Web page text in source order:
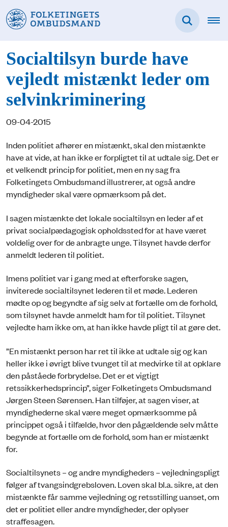
Socialtilsyn burde have
vejledt mistænkt leder om
selvinkriminering
09-04-2015
Inden politiet afhører en mistænkt, skal den mistænkte
have at vide, at han ikke er forpligtet til at udtale sig. Det er
et velkendt princip for politiet, men en ny sag fra
Folketingets Ombudsmand illustrerer, at også andre
myndigheder skal være opmærksom på det.
I sagen mistænkte det lokale socialtilsyn en leder af et
privat socialpædagogisk opholdssted for at have været
voldelig over for de anbragte unge. Tilsynet havde derfor
anmeldt lederen til politiet.
Imens politiet var i gang med at efterforske sagen,
inviterede socialtilsynet lederen til et møde. Lederen
mødte op og begyndte af sig selv at fortælle om de forhold,
som tilsynet havde anmeldt ham for til politiet. Tilsynet
vejledte ham ikke om, at han ikke havde pligt til at gøre det.
”En mistænkt person har ret til ikke at udtale sig og kan
heller ikke i øvrigt blive tvunget til at medvirke til at opklare
den påståede forbrydelse. Det er et vigtigt
retssikkerhedsprincip”, siger Folketingets Ombudsmand
Jørgen Steen Sørensen. Han tilføjer, at sagen viser, at
myndighederne skal være meget opmærksomme på
princippet også i tilfælde, hvor den pågældende selv måtte
begynde at fortælle om de forhold, som han er mistænkt
for.
Socialtilsynets – og andre myndigheders – vejledningspligt
følger af tvangsindgrebsloven. Loven skal bl.a. sikre, at den
mistænkte får samme vejledning og retsstilling uanset, om
det er politiet eller andre myndigheder, der oplyser
straffesagen.